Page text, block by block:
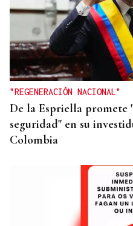
El doble bikini
"REGENERACIÓN NACIONAL"
De la Espriella promete
seguridad" en su
Colombia